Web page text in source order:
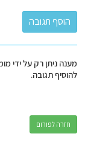
מענה ניתן רק על ידי
להוסיף תגובה.
חזרה לפורום